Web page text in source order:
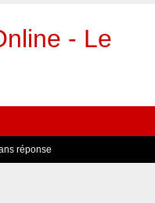
- Le
réponse